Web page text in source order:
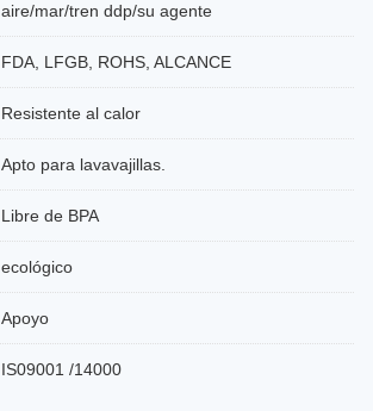
aire/mar/tren ddp/su agente
FDA, LFGB, ROHS, ALCANCE
Resistente al calor
Apto para lavavajillas.
Libre de BPA
ecológico
Apoyo
IS09001 /14000